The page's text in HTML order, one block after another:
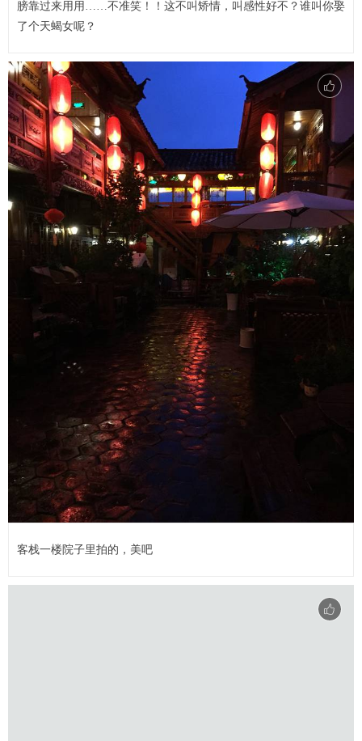
膀靠过来用用……不准笑！！这不叫矫情，叫感性好不？谁叫你娶
了个天蝎女呢？
客栈一楼院子里拍的，美吧